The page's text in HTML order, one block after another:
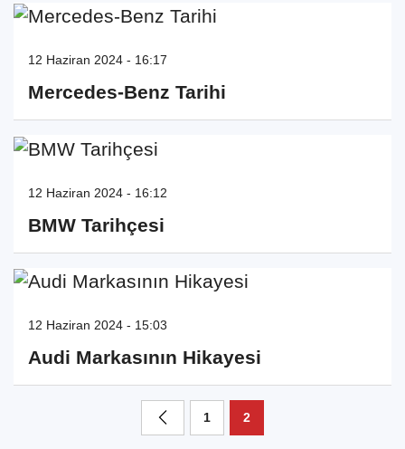
12 Haziran 2024 - 16:17
Mercedes-Benz Tarihi
12 Haziran 2024 - 16:12
BMW Tarihçesi
12 Haziran 2024 - 15:03
Audi Markasının Hikayesi
1 2